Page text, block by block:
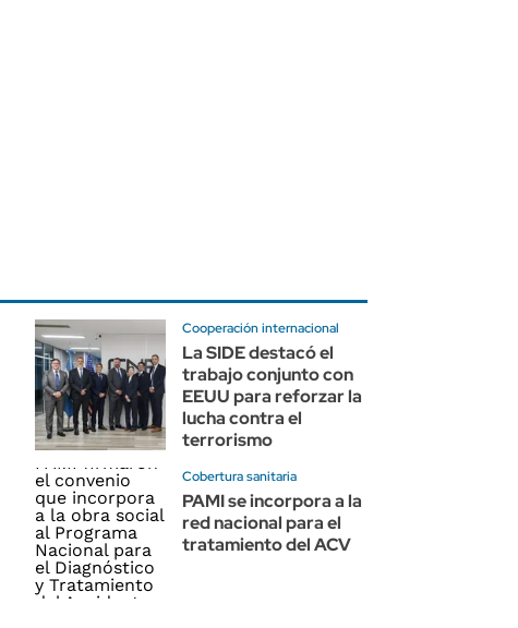
Cooperación internacional
La SIDE destacó el
trabajo conjunto con
EEUU para reforzar la
lucha contra el
terrorismo
Cobertura sanitaria
PAMI se incorpora a la
red nacional para el
tratamiento del ACV